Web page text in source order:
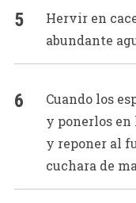
Hervir en
abundante
Cuando los
y ponerlos en
y reponer al
cuchara de